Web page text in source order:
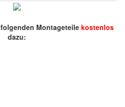
Montageteilekostenlos
dazu: